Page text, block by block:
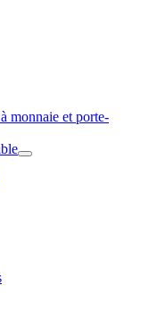
monnaie et porte-